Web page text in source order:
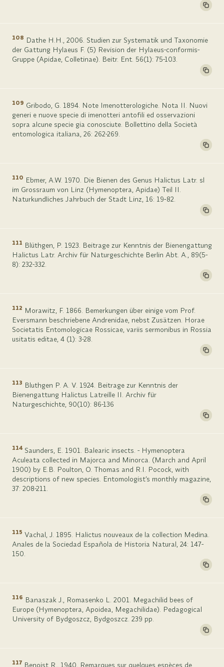
108 Dathe H.H., 2006. Studien zur Systematik und Taxonomie
der Gattung Hylaeus F. (5) Revision der Hylaeus-conformis-
Gruppe (Apidae, Colletinae). Beitr. Ent. 56(1): 75-103.
109 Gribodo, G. 1894. Note Imenotterologiche. Nota II. Nuovi
generi e nuove specie di imenotteri antofili ed osservazioni
sopra alcune specie gia conosciute. Bollettino della Società
entomologica italiana, 26: 262-269.
110 Ebmer, A.W. 1970. Die Bienen des Genus Halictus Latr. sl
im Grossraum von Linz (Hymenoptera, Apidae) Teil II.
Naturkundliches Jahrbuch der Stadt Linz, 16: 19‑82.
111 Blüthgen, P. 1923. Beitrage zur Kenntnis der Bienengattung
Halictus Latr. Archiv für Naturgeschichte Berlin Abt. A., 89(5-
8): 232-332.
112 Morawitz, F. 1866. Bemerkungen über einige vom Prof.
Eversmann beschriebene Andrenidae, nebst Zusätzen. Horae
Societatis Entomologicae Rossicae, variis sermonibus in Rossia
usitatis editae, 4 (1): 3-28.
113 Bluthgen P. A. V. 1924. Beitrage zur Kenntnis der
Bienengattung Halictus Latreille II. Archiv für
Naturgeschichte, 90(10): 86-136
114 Saunders, E. 1901. Balearic insects. - Hymenoptera
Aculeata collected in Majorca and Minorca. (March and April
1900) by E.B. Poulton, O. Thomas and R.I. Pocock, with
descriptions of new species. Entomologist’s monthly magazine,
37: 208-211.
115 Vachal, J. 1895. Halictus nouveaux de la collection Medina.
Anales de la Sociedad Española de Historia Natural, 24: 147-
150.
116 Banaszak J., Romasenko L. 2001. Megachilid bees of
Europe (Hymenoptera, Apoidea, Megachilidae). Pedagogical
University of Bydgoszcz, Bydgoszcz. 239 pp.
117 Benoist R., 1940. Remarques sur quelques espèces de